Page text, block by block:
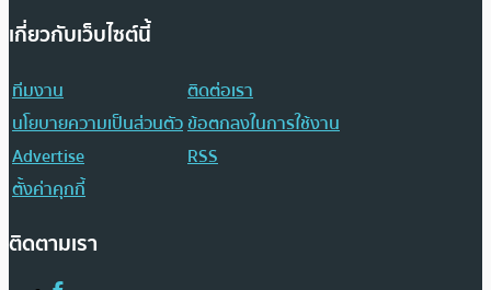
เกี่ยวกับเว็บไซต์นี้
ทีมงาน
ติดต่อเรา
นโยบายความเป็นส่วนตัวข้อตกลงในการใช้งาน
Advertise
RSS
ตั้งค่าคุกกี้
ติดตามเรา